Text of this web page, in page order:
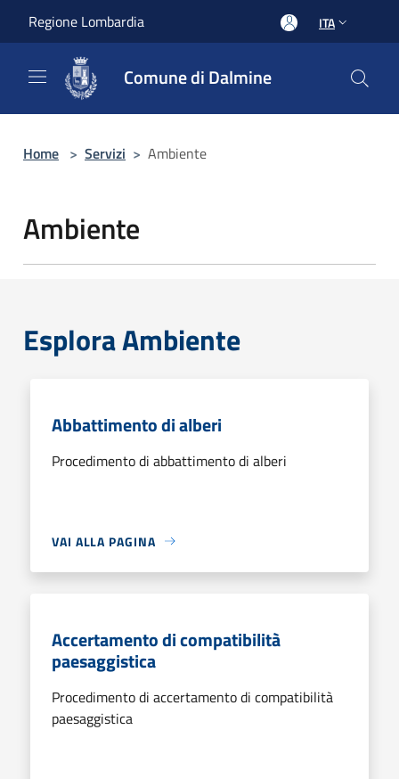
Regione Lombardia ITA
Comune di Dalmine
Home > Servizi > Ambiente
Ambiente
Esplora Ambiente
Abbattimento di alberi
Procedimento di abbattimento di alberi
VAI ALLA PAGINA
Accertamento di compatibilità
paesaggistica
Procedimento di accertamento di compatibilità
paesaggistica